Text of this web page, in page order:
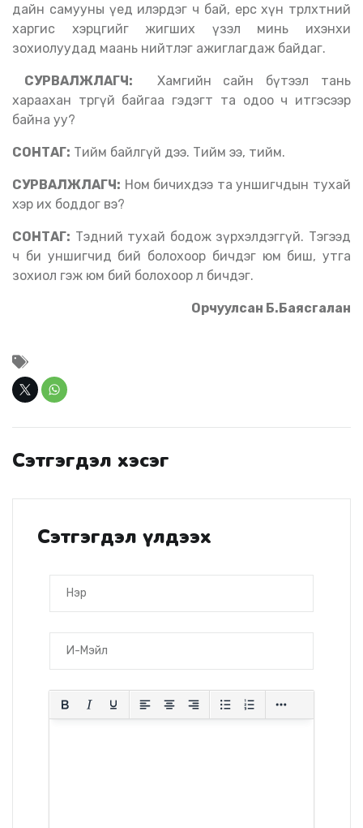
дайн самууны үед илэрдэг ч бай, ерөөс хүн төрлөхтний
харгис хэрцгийг жигших үзэл минь ихэнхи
зохиолуудад маань нийтлэг ажиглагдаж байдаг.
СУРВАЛЖЛАГЧ: Хамгийн сайн бүтээл тань
хараахан төрөөгүй байгаа гэдэгт та одоо ч итгэсээр
байна уу?
СОНТАГ: Тийм байлгүй дээ. Тийм ээ, тийм.
СУРВАЛЖЛАГЧ: Ном бичихдээ та уншигчдын тухай
хэр их боддог вэ?
СОНТАГ: Тэдний тухай бодож зүрхэлдэггүй. Тэгээд
ч би уншигчид бий болохоор бичдэг юм биш, утга
зохиол гэж юм бий болохоор л бичдэг.
Орчуулсан Б.Баясгалан
Сэтгэгдэл хэсэг
Сэтгэгдэл үлдээх